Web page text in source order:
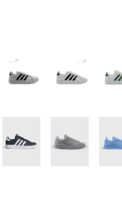
مختلف هماهنگ می‌شود
و زیبایی را ارائه